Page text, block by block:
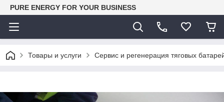
PURE ENERGY FOR YOUR BUSINESS
Товары и услуги Cервис и регенерация тяговых